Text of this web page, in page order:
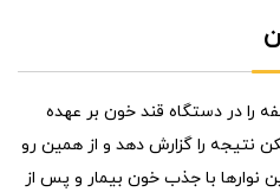
را در دستگاه قند خون بر عهده
نتیجه را گزارش دهد و از همین رو
نوارها با جذب خون بیمار و پس از